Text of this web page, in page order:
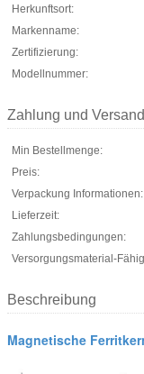
Herkunftsort:
Markenname:
Zertifizierung:
Modellnummer:
Zahlung und
Min Bestellmenge:
Preis:
Verpackung Informationen:
Lieferzeit:
Zahlungsbedingungen:
Versorgungsmaterial-
Beschreibung
Magnetische